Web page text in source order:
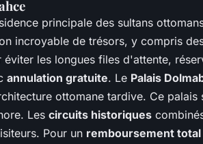
principale des sultans
incroyable de trésors, y compris
les longues files d'attente,
annulation gratuite. Le Palais
ottomane tardive. Ce palais
Les circuits historiques
Pour un remboursement total